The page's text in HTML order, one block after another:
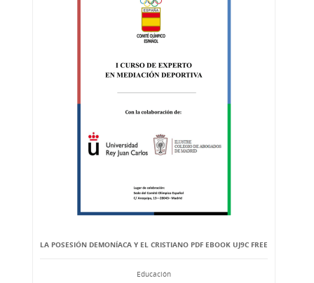
LA POSESIÓN DEMONÍACA Y EL CRISTIANO PDF EBOOK UJ9C FREE
Educación